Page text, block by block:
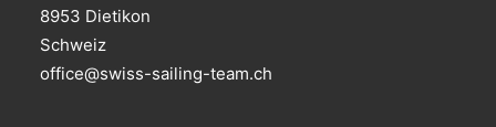
8953 Dietikon
Schweiz
office@swiss-sailing-team.ch